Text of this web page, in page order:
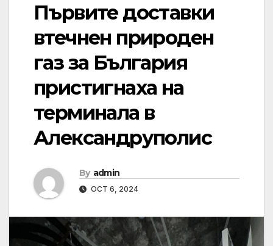
Първите доставки
втечнен природен
газ за България
пристигнаха на
терминала в
Александруполис
By admin
OCT 6, 2024